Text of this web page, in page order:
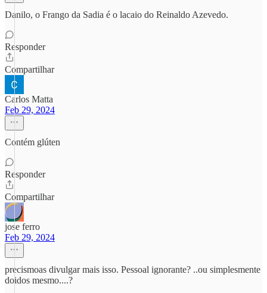
Danilo, o Frango da Sadia é o lacaio do Reinaldo Azevedo.
Responder
Compartilhar
Carlos Matta
Feb 29, 2024
Contém glúten
Responder
Compartilhar
jose ferro
Feb 29, 2024
precismoas divulgar mais isso. Pessoal ignorante? ..ou simplesmente
doidos mesmo....?